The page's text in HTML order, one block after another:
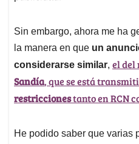
Sin embargo, ahora me ha
la manera en que un
considerarse similar, el del
Sandía, que se está
restriccionestanto en RCN
He podido saber que varias